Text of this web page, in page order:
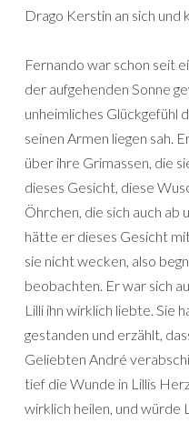
Drago Kerstin an sich und
Fernando war schon seit
der aufgehenden Sonne
unheimliches Glückgefühl
seinen Armen liegen sah.
über ihre Grimassen, die
dieses Gesicht, diese
Öhrchen, die sich auch ab
hätte er dieses Gesicht
sie nicht wecken, also
beobachten. Er war sich
Lilli ihn wirklich liebte. Sie
gestanden und erzählt,
Geliebten André
tief die Wunde in Lillis
wirklich heilen, und würde